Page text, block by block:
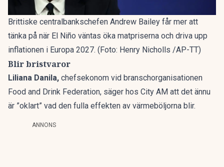
Brittiske centralbankschefen Andrew Bailey får mer att
tänka på när El Niño väntas öka matpriserna och driva upp
inflationen i Europa 2027. (Foto: Henry Nicholls /AP-TT)
Blir bristvaror
Liliana Danila, chefsekonom vid branschorganisationen
Food and Drink Federation, säger hos City AM att det ännu
är ”oklart” vad den fulla effekten av värmeböljorna blir.
ANNONS